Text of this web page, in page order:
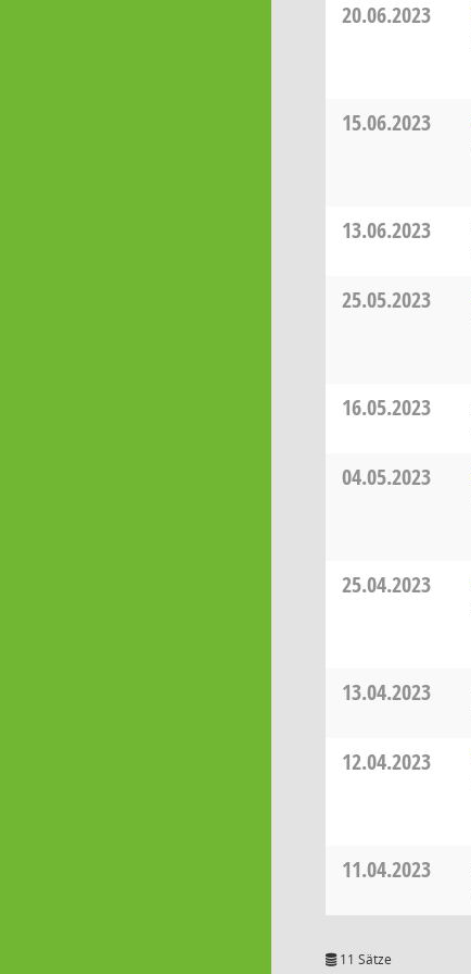
20.06.2023
15.06.2023
13.06.2023
25.05.2023
16.05.2023
04.05.2023
25.04.2023
13.04.2023
12.04.2023
11.04.2023
11 Sätze